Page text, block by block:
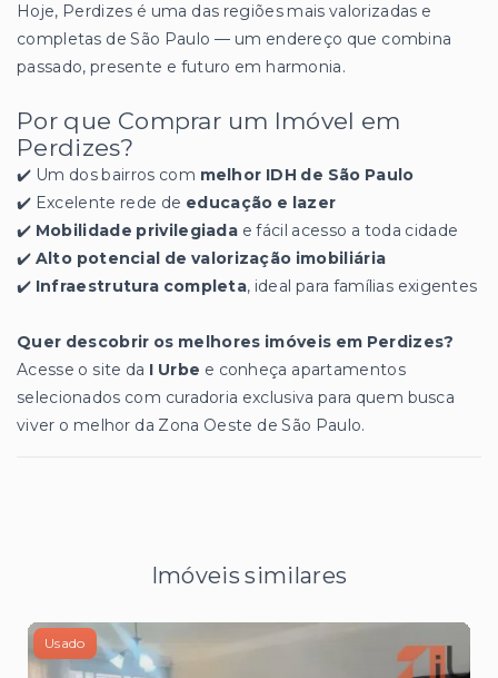
Hoje, Perdizes é uma das regiões mais valorizadas e
completas de São Paulo — um endereço que combina
passado, presente e futuro em harmonia.
Por que Comprar um Imóvel em
Perdizes?
✔️ Um dos bairros com melhor IDH de São Paulo
✔️ Excelente rede de educação e lazer
✔️ Mobilidade privilegiada e fácil acesso a toda cidade
✔️ Alto potencial de valorização imobiliária
✔️ Infraestrutura completa, ideal para famílias exigentes
Quer descobrir os melhores imóveis em Perdizes?
Acesse o site da I Urbe e conheça apartamentos
selecionados com curadoria exclusiva para quem busca
viver o melhor da Zona Oeste de São Paulo.
Imóveis similares
Usado